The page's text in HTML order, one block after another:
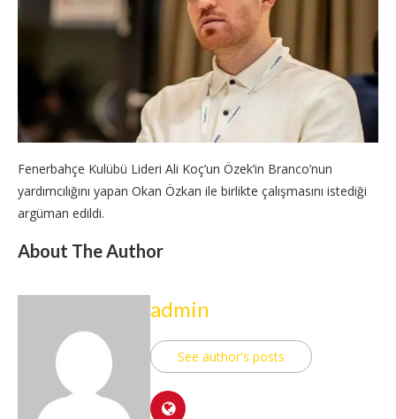
Fenerbahçe Kulübü Lideri Ali Koç’un Özek’in Branco’nun
yardımcılığını yapan Okan Özkan ile birlikte çalışmasını istediği
argüman edildi.
About The Author
admin
See author's posts